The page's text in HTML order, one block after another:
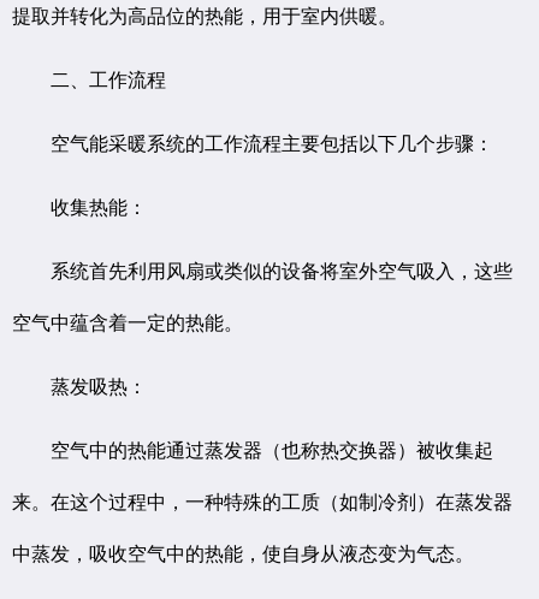
提取并转化为高品位的热能，用于室内供暖。
二、工作流程
空气能采暖系统的工作流程主要包括以下几个步骤：
收集热能：
系统首先利用风扇或类似的设备将室外空气吸入，这些
空气中蕴含着一定的热能。
蒸发吸热：
空气中的热能通过蒸发器（也称热交换器）被收集起
来。在这个过程中，一种特殊的工质（如制冷剂）在蒸发器
中蒸发，吸收空气中的热能，使自身从液态变为气态。